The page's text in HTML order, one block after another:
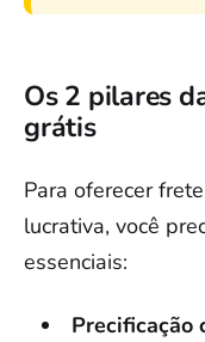
Os 2 pilares
grátis
Para oferecer
lucrativa, você
essenciais:
Precificação